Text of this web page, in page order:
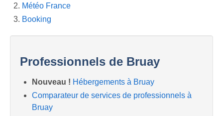
Météo France
Booking
Professionnels de Bruay
Nouveau ! Hébergements à Bruay
Comparateur de services de professionnels à
Bruay